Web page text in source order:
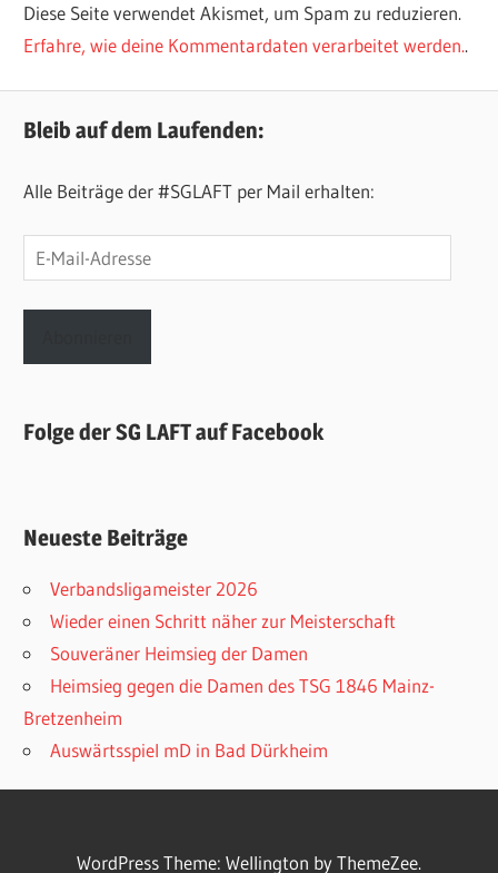
Diese Seite verwendet Akismet, um Spam zu reduzieren.
Erfahre, wie deine Kommentardaten verarbeitet werden..
Bleib auf dem Laufenden:
Alle Beiträge der #SGLAFT per Mail erhalten:
E-
Mail-
Adresse
Folge der SG LAFT auf Facebook
Neueste Beiträge
Verbandsligameister 2026
Wieder einen Schritt näher zur Meisterschaft
Souveräner Heimsieg der Damen
Heimsieg gegen die Damen des TSG 1846 Mainz-
Bretzenheim
Auswärtsspiel mD in Bad Dürkheim
WordPress Theme: Wellington by ThemeZee.